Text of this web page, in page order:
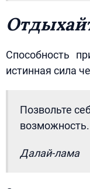
Способность
истинная сила
Позвольте
возможность.
Далай-лама